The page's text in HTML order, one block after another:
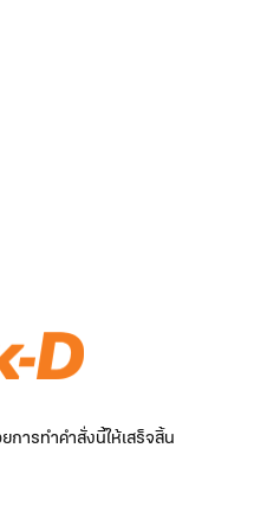
ารทำคำสั่งนี้ให้เสร็จสิ้น